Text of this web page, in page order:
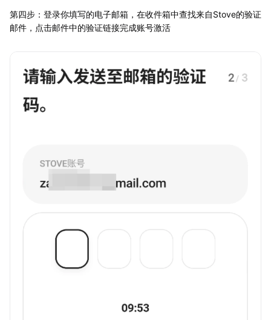
第四步：登录你填写的电子邮箱，在收件箱中查找来自Stove的验证
邮件，点击邮件中的验证链接完成账号激活